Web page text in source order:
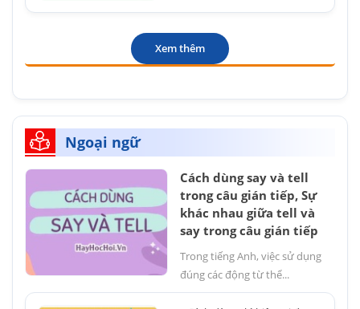
Xem thêm
Ngoại ngữ
Cách dùng say và tell
trong câu gián tiếp, Sự
khác nhau giữa tell và
say trong câu gián tiếp
Trong tiếng Anh, việc sử dụng
đúng các động từ thể...